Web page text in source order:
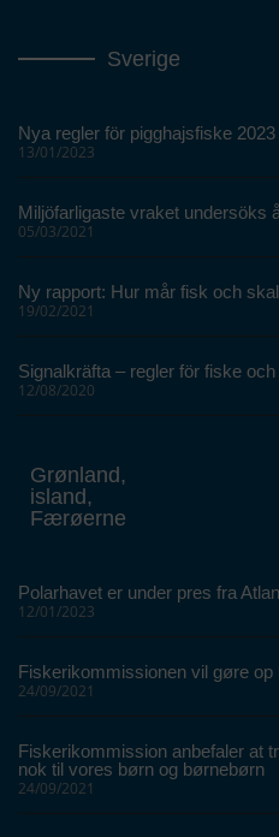
Sverige
Nya regler för pigghajsfiske 2023
13/01/2023
Miljöfarligaste vraket undersöks
05/03/2021
Ny rapport: Hur mår fisk och
19/02/2021
Signalkräfta – regler för fiske
12/08/2020
Grønland,
island,
Færøerne
Polarhavet er under pres fra
12/01/2023
Fiskerikommissionen vil gøre
24/09/2021
Fiskerikommission anbefaler at
nok til vores børn og børnebørn
24/09/2021